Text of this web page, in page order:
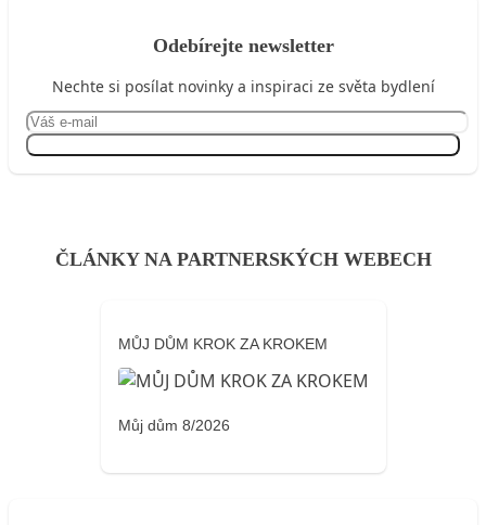
Odebírejte newsletter
Nechte si posílat novinky a inspiraci ze světa bydlení
ČLÁNKY NA PARTNERSKÝCH WEBECH
MŮJ DŮM KROK ZA KROKEM
Můj dům 8/2026